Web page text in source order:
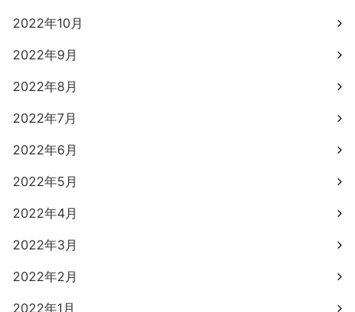
2022年10月
2022年9月
2022年8月
2022年7月
2022年6月
2022年5月
2022年4月
2022年3月
2022年2月
2022年1月